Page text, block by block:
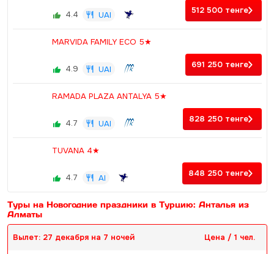
4.4 UAI 512 500 тенге
MARVIDA FAMILY ECO 5★
4.9 UAI 691 250 тенге
RAMADA PLAZA ANTALYA 5★
4.7 UAI 828 250 тенге
TUVANA 4★
4.7 AI 848 250 тенге
Туры на Новогодние праздники в Турцию: Анталья из
Алматы
Вылет: 27 декабря на 7 ночей Цена / 1 чел.